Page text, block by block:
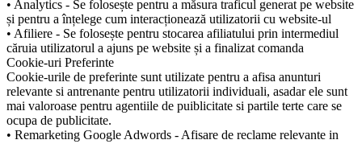
• Analytics - Se folosește pentru a măsura traficul generat pe website
și pentru a înțelege cum interacționează utilizatorii cu website-ul
• Afiliere - Se folosește pentru stocarea afiliatului prin intermediul
căruia utilizatorul a ajuns pe website și a finalizat comanda
Cookie-uri Preferinte
Cookie-urile de preferinte sunt utilizate pentru a afisa anunturi
relevante si antrenante pentru utilizatorii individuali, asadar ele sunt
mai valoroase pentru agentiile de puiblicitate si partile terte care se
ocupa de publicitate.
• Remarketing Google Adwords - Afisare de reclame relevante in